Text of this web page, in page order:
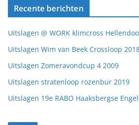
Recente berichten
Uitslagen @ WORK klimcross
Uitslagen Wim van Beek Crossloop
Uitslagen Zomeravondcup 4 2009
Uitslagen stratenloop rozenbur 2019
Uitslagen 19e RABO Haaksbergse